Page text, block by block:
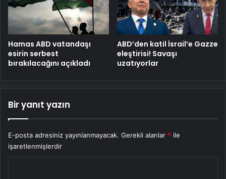
Hamas ABD vatandaşı
esirin serbest
bırakılacağını açıkladı
ABD’den katil İsrail’e Gazze
eleştirisi! Savaşı
uzatıyorlar
Bir yanıt yazın
E-posta adresiniz yayınlanmayacak. Gerekli alanlar * ile
işaretlenmişlerdir